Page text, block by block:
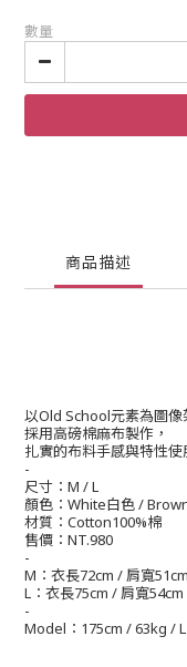
數量
商品描述
以Old School元素為圖像
採用高磅棉麻布製作，
扎實的布料手感與特性
-
尺寸： M / L
顏色： White白色/
材質： Cotton100%棉
售價： NT.980
-
M ：衣長72cm /肩寬
L ：衣長75cm /肩寬
-
Model ： 175cm / 63kg / L